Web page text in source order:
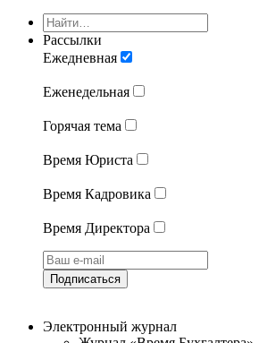
Рассылки
Ежедневная
Еженедельная
Горячая тема
Время Юриста
Время Кадровика
Время Директора
Подписаться
Электронный журнал